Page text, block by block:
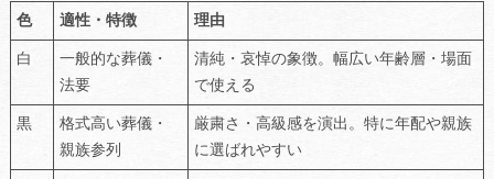
色 適性・特徴 理由
白
一般的な葬儀・
法要
清純・哀悼の象徴。幅広い年齢層・場面
で使える
黒
格式高い葬儀・
親族参列
厳粛さ・高級感を演出。特に年配や親族
に選ばれやすい